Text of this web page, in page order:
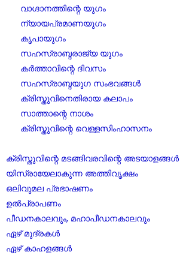
വാഗ്ദാനത്തിന്റെ യുഗം
ന്യായപ്രമാണയുഗം
കൃപായുഗം
സഹസ്രാബ്ദരാജ്യ യുഗം
കർത്താവിന്റെ ദിവസം
സഹസ്രാബ്ദയുഗ സംഭവങ്ങൾ
ക്രിസ്തുവിനെതിരായ കലാപം
സാത്താന്റെ നാശം
ക്രിസ്തുവിന്റെ വെള്ളസിംഹാസനം
ക്രിസ്തുവിന്റെ മടങ്ങിവരവിന്റെ അടയാളങ്ങൾ
യിസ്രായേലാകുന്ന അത്തിവൃക്ഷം
ഒലിവുമല പ്രഭാഷണം
ഉൽപ്രാപണം
പീഡനകാലവും, മഹാപീഡനകാലവും
ഏഴ് മുദ്രകൾ
ഏഴ് കാഹളങ്ങൾ